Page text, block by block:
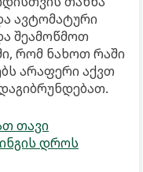
ავტომატური
შეამოწმოთ
რომ ნახოთ რაში
არაფერი აქვთ
თავი
დროს